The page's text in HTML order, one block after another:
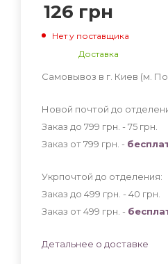
126 грн
Нет у поставщика
Доставка
Самовывоз в г. Киев (м.
Новой почтой до
Заказ до 799 грн. - 75 грн
Заказ от 799 грн. -
Укрпочтой до отделения:
Заказ до 499 грн. - 40 грн
Заказ от 499 грн. -
Детальнее о доставке